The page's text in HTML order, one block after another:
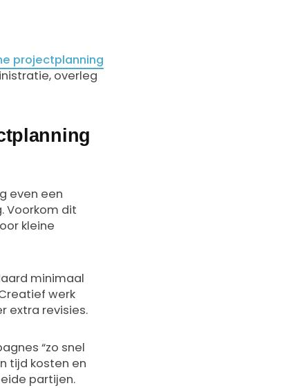
projectplanning
overleg
even een
Voorkom dit
kleine
minimaal
werk
extra revisies.
“zo snel
tijd kosten en
partijen.